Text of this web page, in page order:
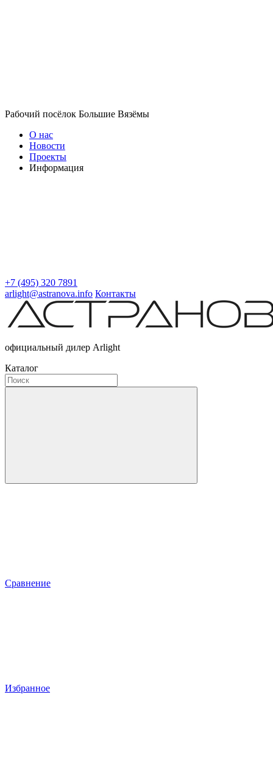
Рабочий посёлок Большие Вязёмы
О нас
Новости
Проекты
Информация
+7 (495) 320 7891
arlight@astranova.info Контакты
официальный дилер Arlight
Каталог
Сравнение
Избранное